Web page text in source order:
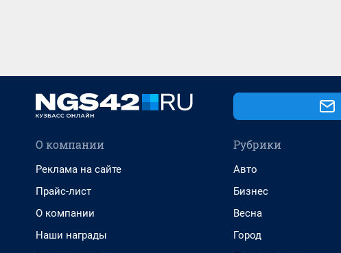
О компании
Реклама на сайте
Прайс-лист
О компании
Наши награды
Рубрики
Авто
Бизнес
Весна
Город